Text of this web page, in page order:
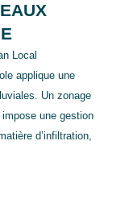
Local
applique une
Un zonage
une gestion
d’infiltration,